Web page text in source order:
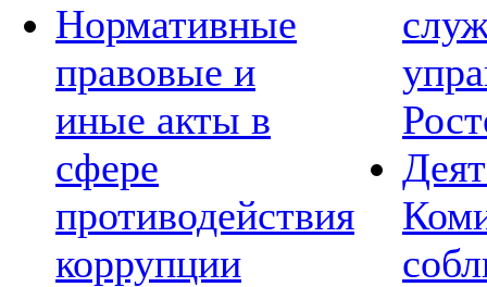
Нормативные
правовые и
иные акты в
сфере
противодействия
коррупции